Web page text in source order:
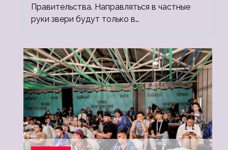
Правительства. Направляться в частные
руки звери будут только в…